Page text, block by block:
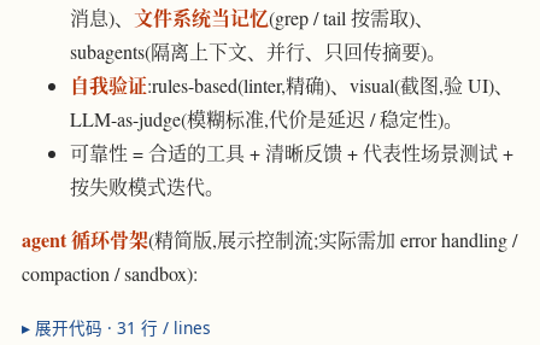
消息)、 文件系统当记忆(grep / tail 按需取)、
subagents(隔离上下文、并行、只回传摘要)。
自我验证:rules-based(linter,精确)、visual(截图,验 UI)、
LLM-as-judge(模糊标准,代价是延迟 / 稳定性)。
可靠性 = 合适的工具 + 清晰反馈 + 代表性场景测试 +
按失败模式迭代。
agent 循环骨架(精简版,展示控制流;实际需加 error handling /
compaction / sandbox):
31 行 / lines